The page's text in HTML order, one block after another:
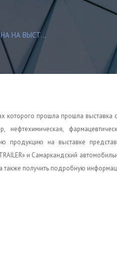
НА ВЫСТ...
которого прошла прошла выставка
нефтехимическая, фармацевтическ
продукцию на выставке
и Самаркандский
получить подробную